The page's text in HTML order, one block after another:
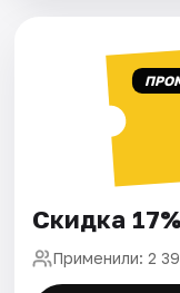
Скидка
Применили: 2